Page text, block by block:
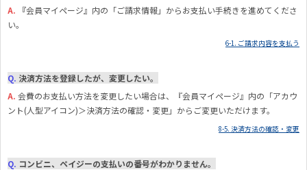
A. 『会員マイページ』内の「ご請求情報」からお支払い手続きを進めてくださ
い。
6-1. ご請求内容を支払う
Q. 決済方法を登録したが、変更したい。
A. 会費のお支払い方法を変更したい場合は、『会員マイページ』内の「アカウ
ント(人型アイコン)＞決済方法の確認・変更」からご変更いただけます。
8-5. 決済方法の確認・変更
Q. コンビニ、ペイジーの支払いの番号がわかりません。